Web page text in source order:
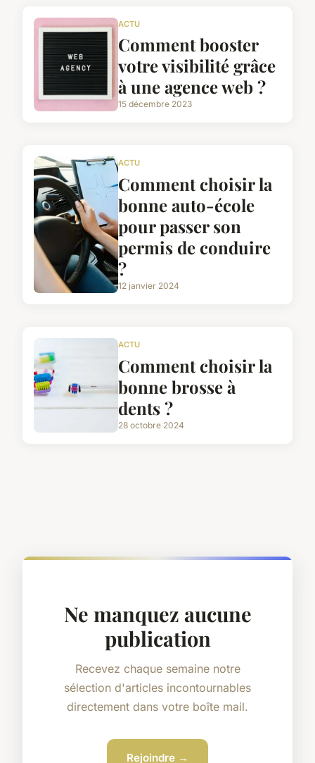
ACTU
Comment booster
votre visibilité grâce
à une agence web ?
15 décembre 2023
ACTU
Comment choisir la
bonne auto-école
pour passer son
permis de conduire
?
12 janvier 2024
ACTU
Comment choisir la
bonne brosse à
dents ?
28 octobre 2024
Ne manquez aucune
publication
Recevez chaque semaine notre
sélection d'articles incontournables
directement dans votre boîte mail.
Rejoindre →